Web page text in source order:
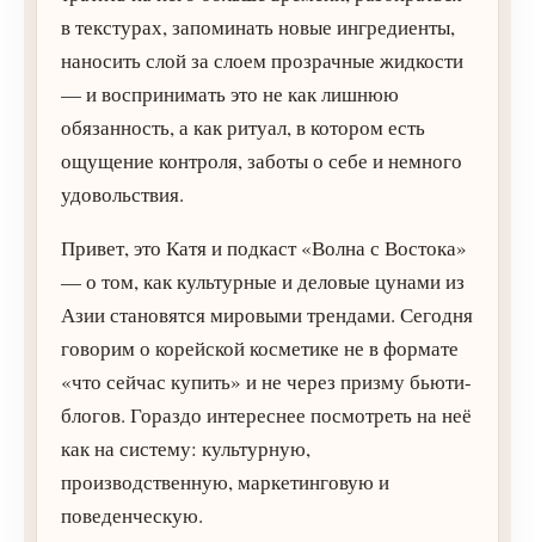
в текстурах, запоминать новые ингредиенты,
наносить слой за слоем прозрачные жидкости
— и воспринимать это не как лишнюю
обязанность, а как ритуал, в котором есть
ощущение контроля, заботы о себе и немного
удовольствия.
Привет, это Катя и подкаст «Волна с Востока»
— о том, как культурные и деловые цунами из
Азии становятся мировыми трендами. Сегодня
говорим о корейской косметике не в формате
«что сейчас купить» и не через призму бьюти-
блогов. Гораздо интереснее посмотреть на неё
как на систему: культурную,
производственную, маркетинговую и
поведенческую.